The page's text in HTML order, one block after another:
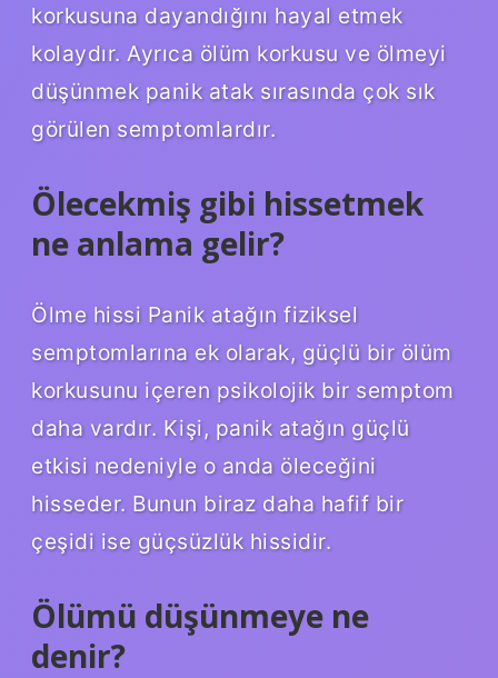
korkusuna dayandığını hayal etmek
kolaydır. Ayrıca ölüm korkusu ve ölmeyi
düşünmek panik atak sırasında çok sık
görülen semptomlardır.
Ölecekmiş gibi hissetmek
ne anlama gelir?
Ölme hissi Panik atağın fiziksel
semptomlarına ek olarak, güçlü bir ölüm
korkusunu içeren psikolojik bir semptom
daha vardır. Kişi, panik atağın güçlü
etkisi nedeniyle o anda öleceğini
hisseder. Bunun biraz daha hafif bir
çeşidi ise güçsüzlük hissidir.
Ölümü düşünmeye ne
denir?